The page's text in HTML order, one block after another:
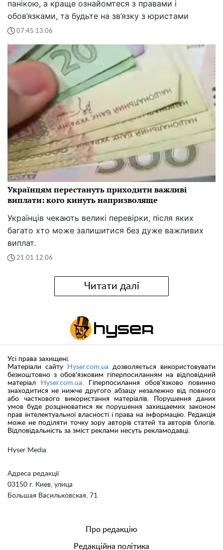
панікою, а краще ознайомтеся з правами і
обов’язками, та будьте на зв’язку з юристами
07:45 13.06
Українцям перестануть приходити важливі
виплати: кого кинуть напризволяще
Українців чекають великі перевірки, після яких
багато хто може залишитися без дуже важливих
виплат.
21:01 12.06
Читати далі
Hyser Media
Адреса редакції
03150 г. Киев, улица
Большая Васильковская, 71
Усі права захищені.
Матеріали сайту
Hyser.com.ua дозволяється використовувати
безкоштовно з обов'язковим гіперпосиланням на відповідний
матеріал
Hyser.com.ua. Гіперпосилання обов'язково повинно
знаходитися не нижче другого абзацу незалежно від повного
або часткового використання матеріалів. Порушення даних
умов буде розцінюватися як порушення захищаемих законом
прав інтелектуальної власності і права на інформацію. Редакція
може не поділяти точку зору авторів статей та авторів блогів.
Відповідальність за зміст реклами несуть рекламодавці.
Про редакцію
Редакційна політика